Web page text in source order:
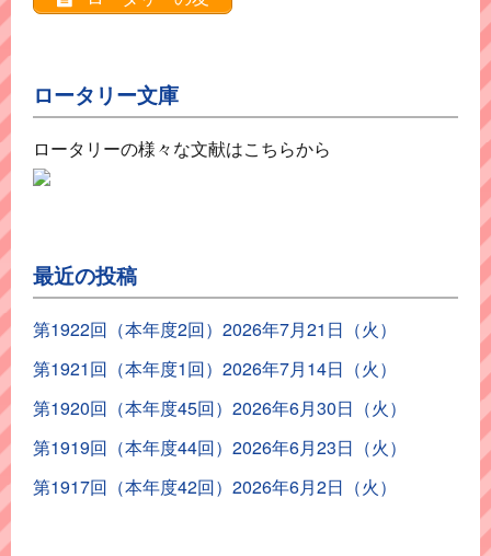
ロータリー文庫
ロータリーの様々な文献はこちらから
最近の投稿
第1922回（本年度2回）2026年7月21日（火）
第1921回（本年度1回）2026年7月14日（火）
第1920回（本年度45回）2026年6月30日（火）
第1919回（本年度44回）2026年6月23日（火）
第1917回（本年度42回）2026年6月2日（火）